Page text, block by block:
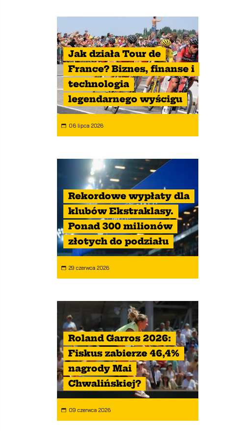
Jak działa Tour de
France? Biznes, finanse i
technologia
legendarnego wyścigu
06 lipca 2026
Rekordowe wypłaty dla
klubów Ekstraklasy.
Ponad 300 milionów
złotych do podziału
29 czerwca 2026
Roland Garros 2026:
Fiskus zabierze 46,4%
nagrody Mai
Chwalińskiej?
09 czerwca 2026